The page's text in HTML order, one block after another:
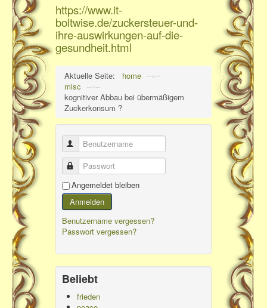
https://www.it-
boltwise.de/zuckersteuer-und-
ihre-auswirkungen-auf-die-
gesundheit.html
Aktuelle Seite: home --»--
misc --»--
kognitiver Abbau bei übermäßigem
Zuckerkonsum ?
Benutzername
Passwort
Angemeldet bleiben
Anmelden
Benutzername vergessen?
Passwort vergessen?
Beliebt
frieden